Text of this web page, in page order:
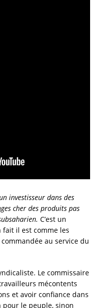
investisseur dans des
cher des produits pas
C’est un
fait il est comme les
au service du
Le commissaire
mécontents
et avoir confiance dans
le peuple, sinon